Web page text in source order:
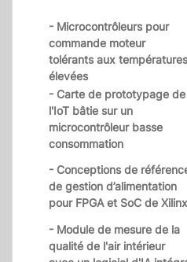
- Microcontrôleurs pour
commande moteur
tolérants aux températures
élevées
- Carte de prototypage de
l'IoT bâtie sur un
microcontrôleur basse
consommation
- Conceptions de
de gestion d’alimentation
pour FPGA et SoC de Xilinx
- Module de mesure de la
qualité de l'air intérieur